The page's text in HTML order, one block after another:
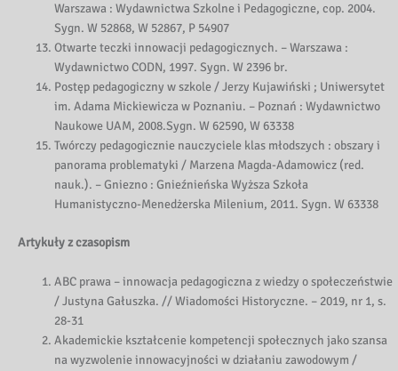
Warszawa : Wydawnictwa Szkolne i Pedagogiczne, cop. 2004.
Sygn. W 52868, W 52867, P 54907
Otwarte teczki innowacji pedagogicznych. – Warszawa :
Wydawnictwo CODN, 1997. Sygn. W 2396 br.
Postęp pedagogiczny w szkole / Jerzy Kujawiński ; Uniwersytet
im. Adama Mickiewicza w Poznaniu. – Poznań : Wydawnictwo
Naukowe UAM, 2008.Sygn. W 62590, W 63338
Twórczy pedagogicznie nauczyciele klas młodszych : obszary i
panorama problematyki / Marzena Magda-Adamowicz (red.
nauk.). – Gniezno : Gnieźnieńska Wyższa Szkoła
Humanistyczno-Menedżerska Milenium, 2011. Sygn. W 63338
Artykuły z czasopism
ABC prawa – innowacja pedagogiczna z wiedzy o społeczeństwie
/ Justyna Gałuszka. // Wiadomości Historyczne. – 2019, nr 1, s.
28-31
Akademickie kształcenie kompetencji społecznych jako szansa
na wyzwolenie innowacyjności w działaniu zawodowym /